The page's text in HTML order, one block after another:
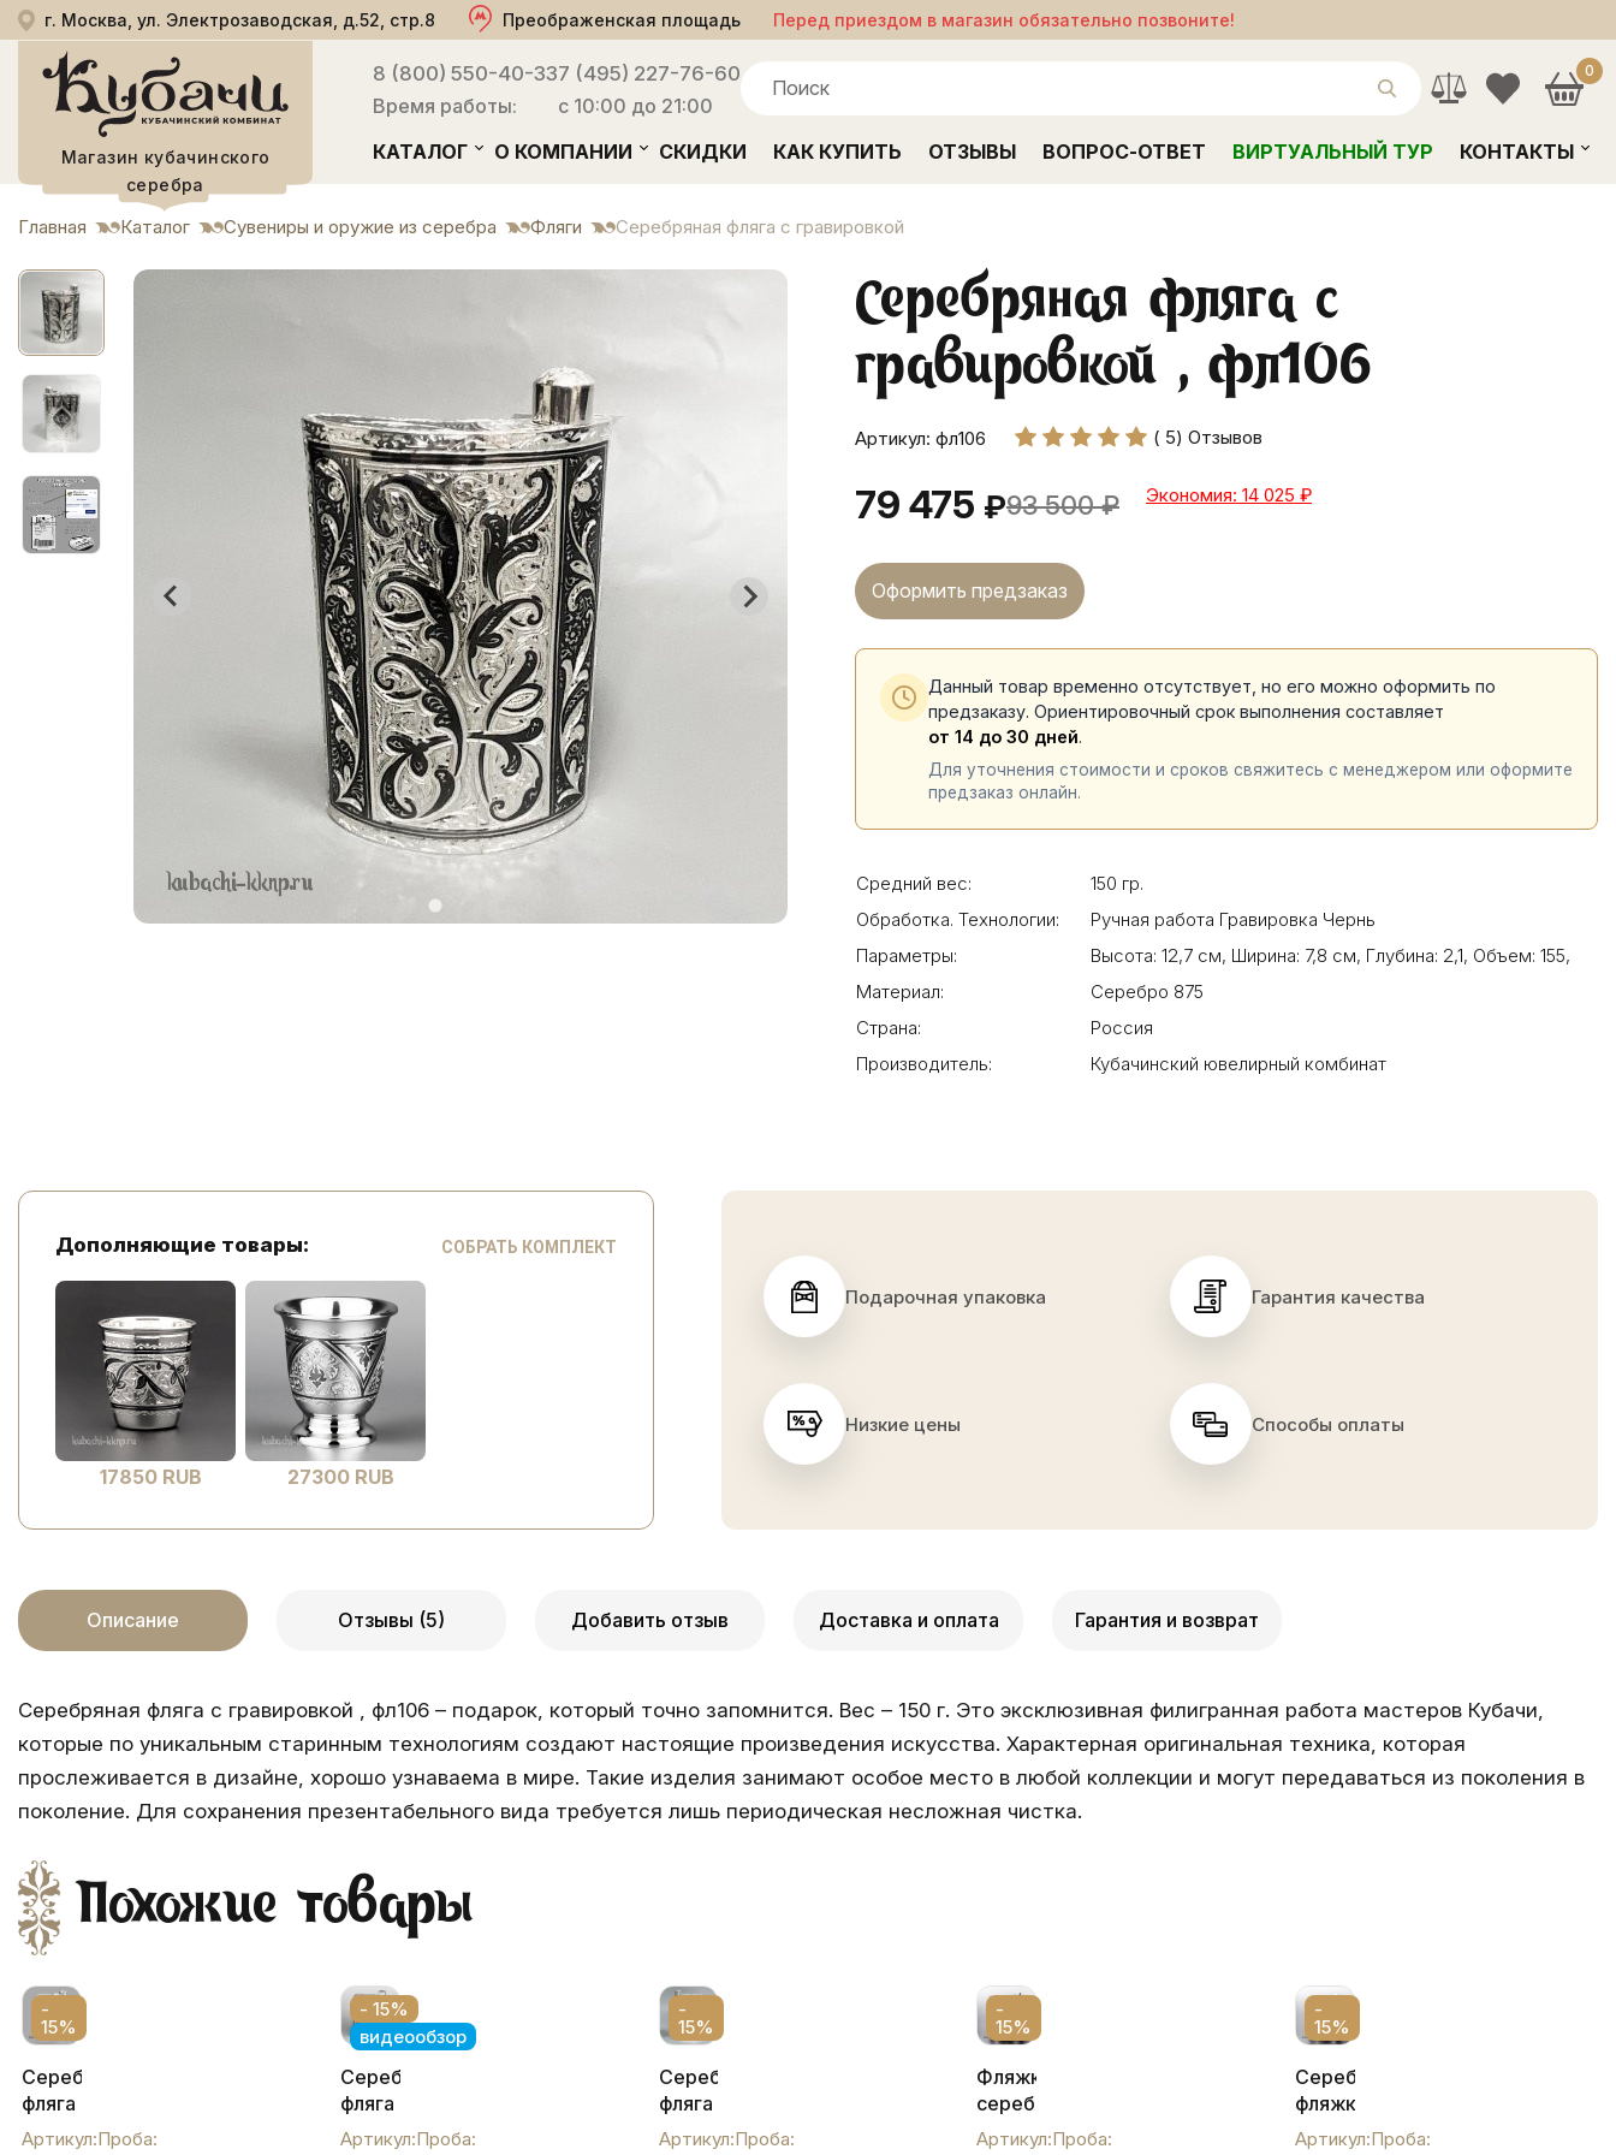
г. Москва, ул. Электрозаводская, д.52, стр.8 Преображенская площадь Перед приездом в магазин обязательно позвоните!
Магазин кубачинского
серебра
8 (800) 550-40-33
Время работы:
7 (495) 227-76-60
с 10:00 до 21:00
0
КАТАЛОГ О КОМПАНИИ СКИДКИ КАК КУПИТЬ ОТЗЫВЫ ВОПРОС-ОТВЕТ ВИРТУАЛЬНЫЙ ТУР КОНТАКТЫ
Главная Каталог Сувениры и оружие из серебра Фляги Серебряная фляга с гравировкой
Серебряная фляга с
гравировкой , фл106
Артикул: фл106 ( 5) Отзывов
79 475 ₽93 500 ₽ Экономия: 14 025 ₽
Оформить предзаказ
Данный товар временно отсутствует, но его можно оформить по
предзаказу. Ориентировочный срок выполнения составляет
от 14 до 30 дней.
Для уточнения стоимости и сроков свяжитесь с менеджером или оформите
предзаказ онлайн.
Средний вес:
150 гр.
Обработка. Технологии:
Ручная работа Гравировка Чернь
Параметры:
Высота: 12,7 см, Ширина: 7,8 см, Глубина: 2,1, Объем: 155,
Материал:
Серебро 875
Страна:
Россия
Производитель:
Кубачинский ювелирный комбинат
Дополняющие товары: СОБРАТЬ КОМПЛЕКТ
17850 RUB 27300 RUB
Подарочная упаковка Гарантия качества
Низкие цены Способы оплаты
Описание Отзывы (5) Добавить отзыв Доставка и оплата Гарантия и возврат
Серебряная фляга с гравировкой , фл106 – подарок, который точно запомнится. Вес – 150 г. Это эксклюзивная филигранная работа мастеров Кубачи,
которые по уникальным старинным технологиям создают настоящие произведения искусства. Характерная оригинальная техника, которая
прослеживается в дизайне, хорошо узнаваема в мире. Такие изделия занимают особое место в любой коллекции и могут передаваться из поколения в
поколение. Для сохранения презентабельного вида требуется лишь периодическая несложная чистка.
Похожие товары
-
15%
Серебряная
фляга
с
Артикул:Проба:
- 15%
видеообзор
Серебряная
фляга
«Симфония»,
Артикул:Проба:
-
15%
Серебряная
фляга
с
Артикул:Проба:
-
15%
Фляжка
серебряная,
фл0009
Артикул:Проба:
-
15%
Серебряная
фляжка
кубачинская,
Артикул:Проба: